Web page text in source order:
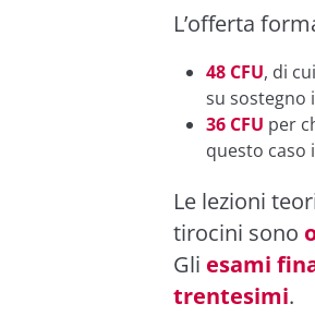
L’offerta
48 CFU, di
su sostegno
36 CFU per
questo caso
Le lezioni
tirocini sono
Gli esami
trentesimi.